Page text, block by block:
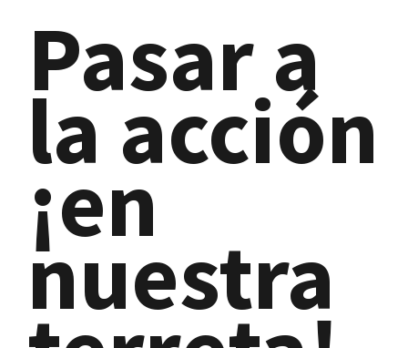
Pasar a
la acción
¡en
nuestra